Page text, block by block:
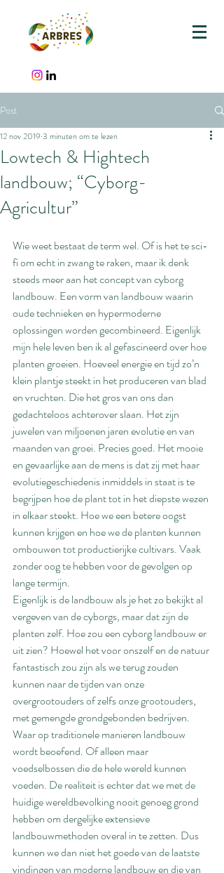
Post
Lowtech & Hightech
landbouw; “Cyborg-
Agricultur”
12 nov 2019 3 minuten om te lezen
Wie weet bestaat de term wel. Of is het te sci-
fi om echt in zwang te raken, maar ik denk
steeds meer aan het concept van cyborg
landbouw. Een vorm van landbouw waarin
oude technieken en hypermoderne
oplossingen worden gecombineerd. Eigenlijk
mijn hele leven ben ik al gefascineerd over hoe
planten groeien. Hoeveel energie en tijd zo’n
klein plantje steekt in het produceren van blad
en vruchten. Die het gros van ons dan
gedachteloos achterover slaan. Het zijn
juwelen van miljoenen jaren evolutie en van
maanden van groei. Precies goed. Het mooie
en gevaarlijke aan de mens is dat zij met haar
evolutiegeschiedenis inmiddels in staat is te
begrijpen hoe de plant tot in het diepste wezen
in elkaar steekt. Hoe we een betere oogst
kunnen krijgen en hoe we de planten kunnen
ombouwen tot productierijke cultivars. Vaak
zonder oog te hebben voor de gevolgen op
lange termijn.
Eigenlijk is de landbouw als je het zo bekijkt al
vergeven van de cyborgs, maar dat zijn de
planten zelf. Hoe zou een cyborg landbouw er
uit zien? Hoewel het voor onszelf en de natuur
fantastisch zou zijn als we terug zouden
kunnen naar de tijden van onze
overgrootouders of zelfs onze grootouders,
met gemengde grondgebonden bedrijven.
Waar op traditionele manieren landbouw
wordt beoefend. Of alleen maar
voedselbossen die de hele wereld kunnen
voeden. De realiteit is echter dat we met de
huidige wereldbevolking nooit genoeg grond
hebben om dergelijke extensieve
landbouwmethoden overal in te zetten. Dus
kunnen we dan niet het goede van de laatste
vindingen van moderne landbouw en die van